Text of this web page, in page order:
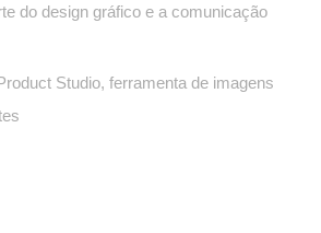
do design gráfico e a comunicação
Studio, ferramenta de imagens